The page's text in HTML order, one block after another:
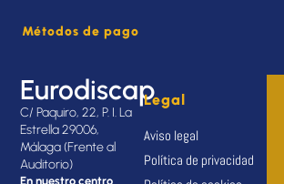
Métodos de pago
Eurodiscap
C/ Paquiro, 22, P. I. La
Estrella 29006,
Málaga (Frente al
Auditorio)
En nuestro centro
Legal
Aviso legal
Política de privacidad